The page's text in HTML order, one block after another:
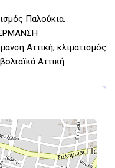
Παλούκια.
Αττική, κλιματισμός
Αττική